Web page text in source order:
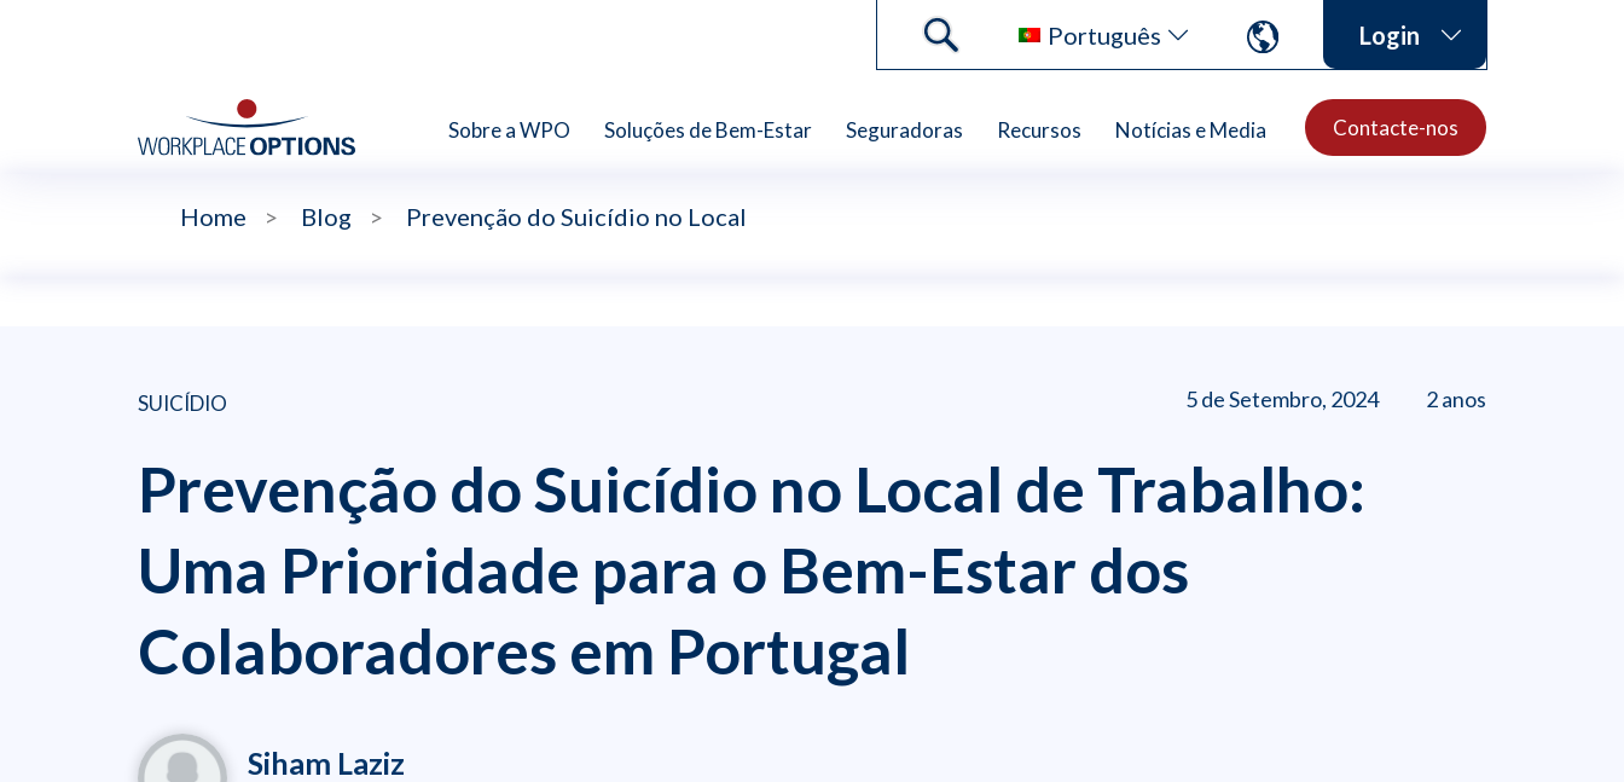
Português Login
Sobre a WPO Soluções de Bem-Estar Seguradoras Recursos Notícias e Media Contacte-nos
Home > Blog > Prevenção do Suicídio no Local
SUICÍDIO 5 de Setembro, 2024 2 anos
Prevenção do Suicídio no Local de Trabalho:
Uma Prioridade para o Bem-Estar dos
Colaboradores em Portugal
Siham Laziz